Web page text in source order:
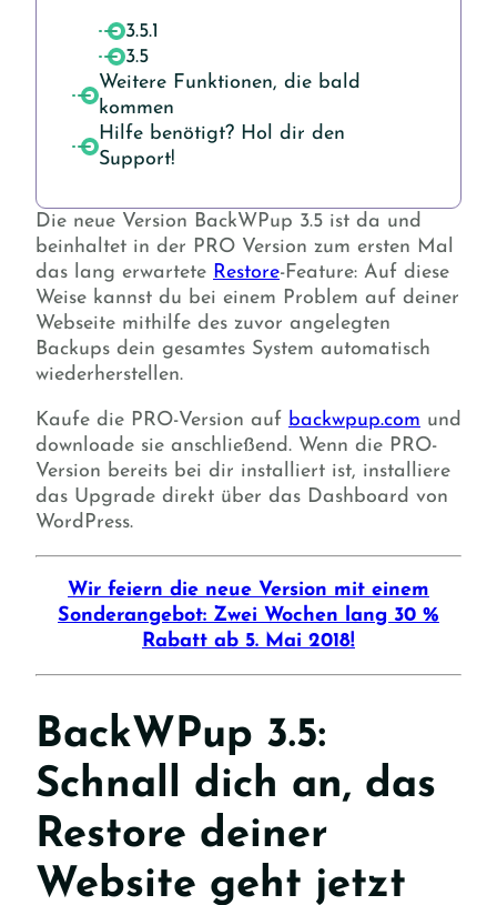
3.5.1
3.5
Weitere Funktionen, die bald
kommen
Hilfe benötigt? Hol dir den
Support!
Die neue Version BackWPup 3.5 ist da und
beinhaltet in der PRO Version zum ersten Mal
das lang erwartete Restore-Feature: Auf diese
Weise kannst du bei einem Problem auf deiner
Webseite mithilfe des zuvor angelegten
Backups dein gesamtes System automatisch
wiederherstellen.
Kaufe die PRO-Version auf backwpup.com und
downloade sie anschließend. Wenn die PRO-
Version bereits bei dir installiert ist, installiere
das Upgrade direkt über das Dashboard von
WordPress.
Wir feiern die neue Version mit einem
Sonderangebot: Zwei Wochen lang 30 %
Rabatt ab 5. Mai 2018!
BackWPup 3.5:
Schnall dich an, das
Restore deiner
Website geht jetzt